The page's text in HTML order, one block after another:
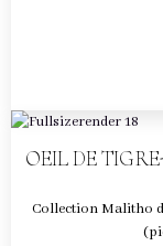
OEIL DE
Collection Malitho